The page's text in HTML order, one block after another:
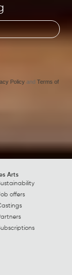
Policy and Terms of
Arts
offers